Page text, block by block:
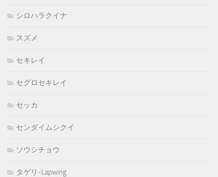
シロハラクイナ
スズメ
セキレイ
セグロセキレイ
セッカ
センダイムシクイ
ソウシチョウ
タゲリ-Lapwing